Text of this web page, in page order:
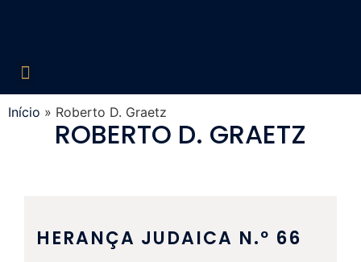
Início » Roberto D. Graetz
ROBERTO D. GRAETZ
HERANÇA JUDAICA N.º 66